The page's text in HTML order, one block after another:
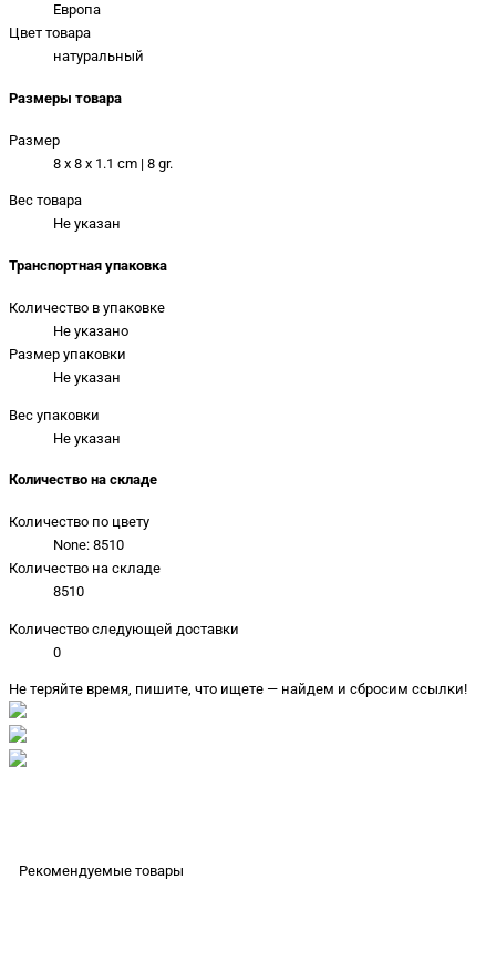
Европа
Цвет товара
натуральный
Размеры товара
Размер
8 x 8 x 1.1 cm | 8 gr.
Вес товара
Не указан
Транспортная упаковка
Количество в упаковке
Не указано
Размер упаковки
Не указан
Вес упаковки
Не указан
Количество на складе
Количество по цвету
None: 8510
Количество на складе
8510
Количество следующей доставки
0
Не теряйте время, пишите, что ищете — найдем и сбросим ссылки!
Рекомендуемые товары